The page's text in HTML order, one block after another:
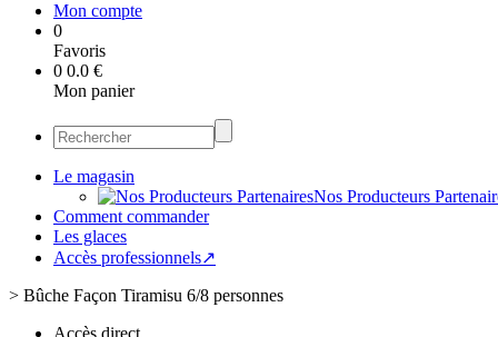
Mon compte
0
Favoris
0 0.0 €
Mon panier
Le magasin
Nos Producteurs
Comment commander
Les glaces
Accès professionnels↗
> Bûche Façon Tiramisu 6/8 personnes
Accès direct